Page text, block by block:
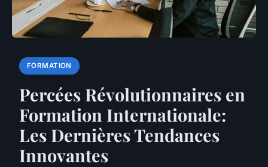
FORMATION
Percées Révolutionnaires en
Formation Internationale:
Les Dernières Tendances
Innovantes